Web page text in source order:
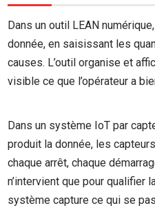
Dans un outil LEAN
donnée, en saisissant les
causes. L’outil organise et
visible ce que l’opérateur a
Dans un système IoT par
produit la donnée, les
chaque arrêt, chaque
n’intervient que pour qualifier
système capture ce qui se